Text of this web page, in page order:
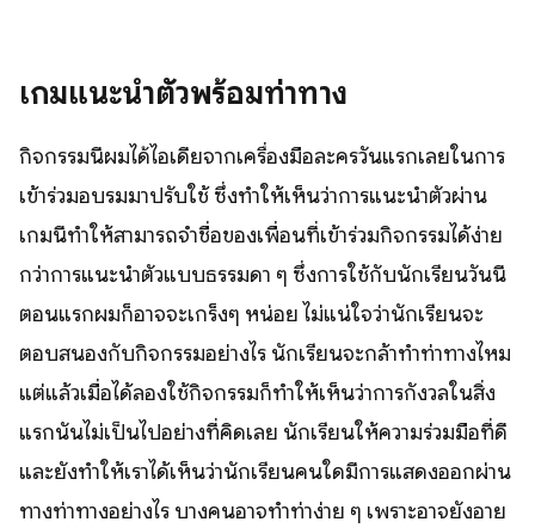
เกมแนะนำตัวพร้อมท่าทาง
กิจกรรมนี้ผมได้ไอเดียจากเครื่องมือละครวันแรกเลยในการ
เข้าร่วมอบรมมาปรับใช้ ซึ่งทำให้เห็นว่าการแนะนำตัวผ่าน
เกมนี้ทำให้สามารถจำชื่อของเพื่อนที่เข้าร่วมกิจกรรมได้ง่าย
กว่าการแนะนำตัวแบบธรรมดา ๆ ซึ่งการใช้กับนักเรียนวันนี้
ตอนแรกผมก็อาจจะเกร็งๆ หน่อย ไม่แน่ใจว่านักเรียนจะ
ตอบสนองกับกิจกรรมอย่างไร นักเรียนจะกล้าทำท่าทางไหม
แต่แล้วเมื่อได้ลองใช้กิจกรรมก็ทำให้เห็นว่าการกังวลในสิ่ง
แรกนั้นไม่เป็นไปอย่างที่คิดเลย นักเรียนให้ความร่วมมือที่ดี
และยังทำให้เราได้เห็นว่านักเรียนคนใดมีการแสดงออกผ่าน
ทางท่าทางอย่างไร บางคนอาจทำท่าง่าย ๆ เพราะอาจยังอาย